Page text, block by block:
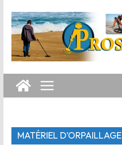
au
contenu
MATÉRIEL D’ORPAILLAGE